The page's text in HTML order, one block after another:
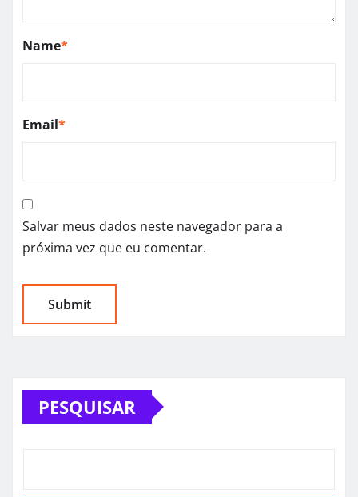
Name*
Email*
Salvar meus dados neste navegador para a
próxima vez que eu comentar.
PESQUISAR